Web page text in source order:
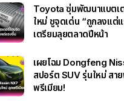
Toyota ซุ่มพัฒนาแบตเ
ใหม่ ชูจุดเด่น “ถูกลงแต่
เตรียมลุยตลาดปีหน้า
เผยโฉม Dongfeng
สปอร์ต SUV รุ่นใหม่ สา
พรีเมียม!